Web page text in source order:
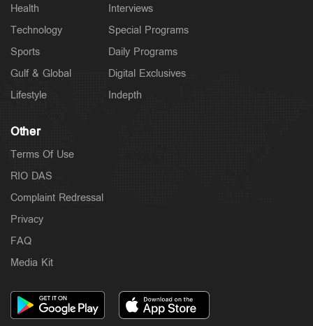
Health
Technology
Sports
Gulf & Global
Lifestyle
Interviews
Special Programs
Daily Programs
Digital Exclusives
Indepth
Other
Terms Of Use
RIO DAS
Complaint Redressal
Privacy
FAQ
Media Kit